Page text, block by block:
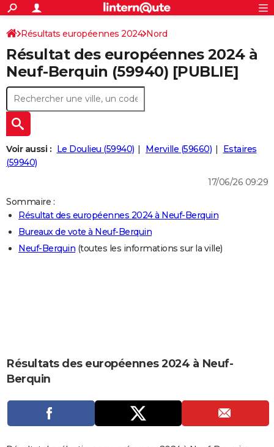
ACTUALITÉS
Politique
Société
Faits Divers
Education
Monde
Villes
+
SPORT
Coupe du monde 2026
Football
Tennis
Cyclisme
Rugby
Forum
CULTURE
Programme TV
TNT
Streaming
Cinéma
Sorties cinéma
Musique
+
FINANCE
Retraite
Impôts
Epargne
Immobilier
Risques naturels par ville
Banque
Assurance
Crédit
AUTO
Essais
Réserver un essai
Citadines
Berlines
SUV
Forum auto
+
HIGH-TECH
Mobiles
Meilleur smartphone
Internet
Ordinateurs
Jeux vidéo
Guide high-tech
+
BRICOLAGE
Guides de France
Escapades
Patrimoine
Expositions
Musées
Week-end nature
LIFESTYLE
Art de vivre
Bien-être
Loisirs
Mode
Modes de vie
CARTE DE VOEUX
Carte de Noël
Carte Bonne année
Carte Saint-Valentin
Carte Pâques
Carte d'anniversaire
Dictionnaire
Biographies
Expressions
Proverbes
PROGRAMME TV
S'inscrire
Connexion
Résultats européennes 2024 Nord
Résultat des européennes 2024 à
Neuf-Berquin (59940) [PUBLIE]
Voir aussi : Le Doulieu (59940) Merville (59660)
Estaires
(59940)
17/06/26 09:29
Sommaire :
Résultat des européennes 2024 à Neuf-Berquin
Bureaux de vote à Neuf-Berquin
Neuf-Berquin (toutes les informations sur la ville)
Résultats des européennes 2024 à Neuf-
Berquin